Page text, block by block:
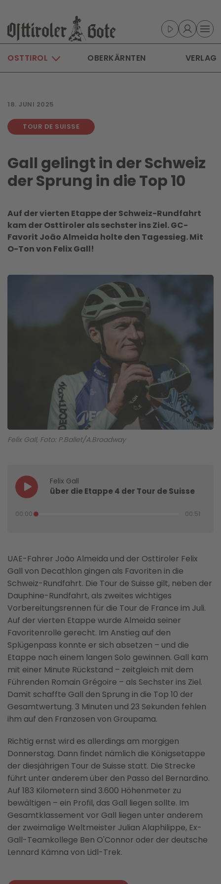
Skip to main content
OSTTIROL OBERKÄRNTEN VERLAG
18. JUNI 2025
TOUR DE SUISSE
Gall gelingt in der Schweiz
der Sprung in die Top 10
Auf der vierten Etappe der Schweiz-Rundfahrt
kam der Osttiroler als sechster ins Ziel. GC-
Favorit João Almeida holte den Tagessieg. Mit
O-Ton von Felix Gall!
Felix Gall, Foto: P.Ballet/A.Broadway
Felix Gall
über die Etappe 4 der Tour de Suisse
00:00 00:51
UAE-Fahrer João Almeida und der Osttiroler Felix
Gall von Decathlon gingen als Favoriten in die
Schweiz-Rundfahrt. Die Tour de Suisse gilt, neben der
Dauphine-Rundfahrt, als zweites wichtiges
Vorbereitungsrennen für die Tour de France im Juli.
Auf der vierten Etappe wurde Almeida seiner
Favoritenrolle gerecht. Im Anstieg auf den
Splügenpass konnte er sich absetzen – und die
Etappe nach einem langen Solo gewinnen. Gall kam
mit einer Minute Rückstand – zeitgleich mit dem
Führenden Romain Grégoire – als Sechster ins Ziel.
Damit schaffte Gall den Sprung in die Top 10 der
Gesamtwertung. 3 Minuten und 23 Sekunden fehlen
ihm auf den Franzosen von Groupama.
Richtig ernst wird es allerdings am morgigen
Donnerstag. Dann findet nämlich die Königsetappe
der diesjährigen Tour de Suisse statt. Die Strecke
führt unter anderem über den Passo del Bernardino.
Auf 183 Kilometern sind 3.600 Höhenmeter zu
bewältigen – ein Profil, das Gall liegen sollte. Im
Gesamtklassement vor Gall liegen unter anderem
der zweimalige Weltmeister Julian Alaphilippe, Ex-
Gall-Teamkollege Ben O'Connor oder der deutsche
Lennard Kämna von Lidl-Trek.